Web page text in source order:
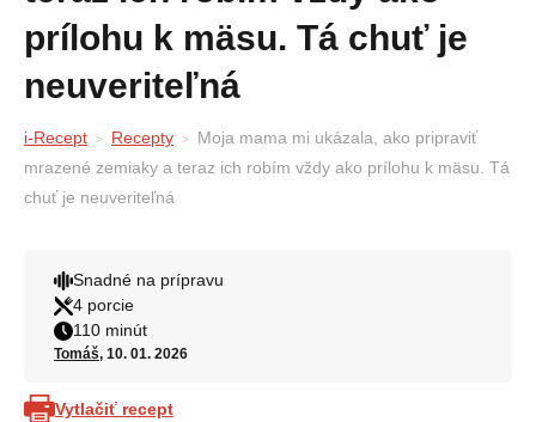
prílohu k mäsu. Tá chuť je
neuveriteľná
i-Recept Recepty
Moja mama mi ukázala, ako pripraviť
mrazené zemiaky a teraz ich robím vždy ako prílohu k mäsu. Tá
chuť je neuveriteľná
Snadné na prípravu
4 porcie
110 minút
Tomáš, 10. 01. 2026
Vytlačiť recept